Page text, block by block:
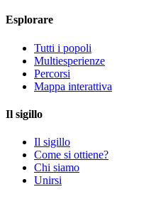
Esplorare
Tutti i popoli
Multiesperienze
Percorsi
Mappa interattiva
Il sigillo
Il sigillo
Come si ottiene?
Chi siamo
Unirsi